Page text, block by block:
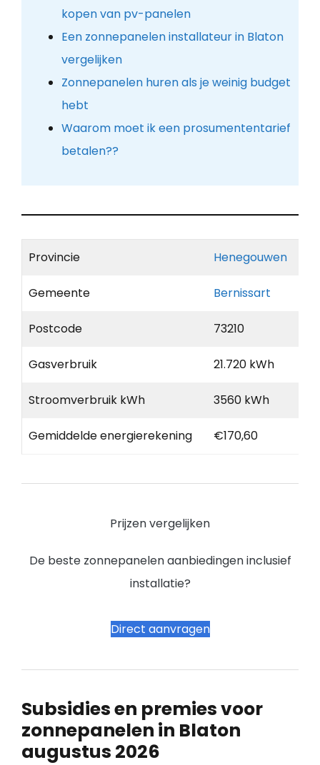
kopen van pv-panelen
Een zonnepanelen installateur in Blaton
vergelijken
Zonnepanelen huren als je weinig budget
hebt
Waarom moet ik een prosumententarief
betalen??
Provincie Henegouwen
Gemeente Bernissart
Postcode 73210
Gasverbruik 21.720 kWh
Stroomverbruik kWh 3560 kWh
Gemiddelde energierekening €170,60
Prijzen vergelijken
De beste zonnepanelen aanbiedingen inclusief
installatie?
Direct aanvragen
Subsidies en premies voor
zonnepanelen in Blaton
augustus 2026